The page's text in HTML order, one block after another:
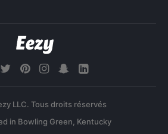
LLC. Tous droits réservés